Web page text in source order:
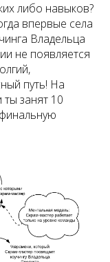
либо навыков?
впервые села
Владельца
не появляется
путь! На
занят 10